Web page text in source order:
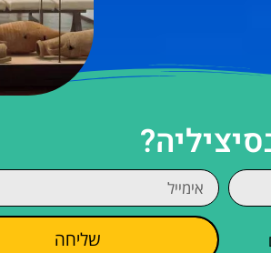
שליחה